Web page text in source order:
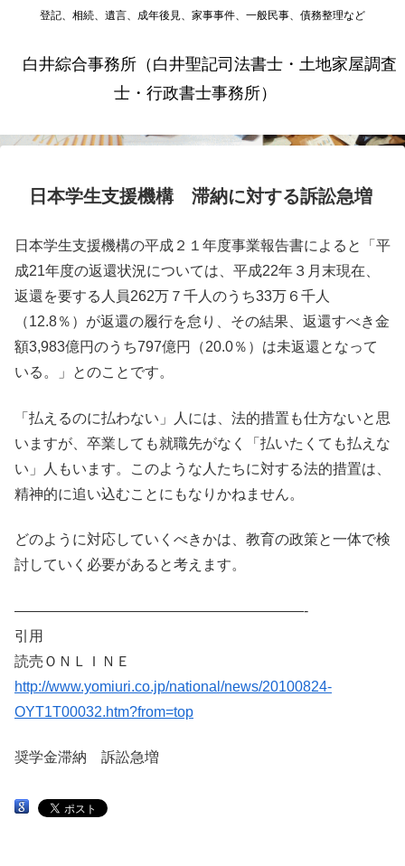
登記、相続、遺言、成年後見、家事事件、一般民事、債務整理など
白井綜合事務所（白井聖記司法書士・土地家屋調査
士・行政書士事務所）
日本学生支援機構 滞納に対する訴訟急増
日本学生支援機構の平成２１年度事業報告書によると「平
成21年度の返還状況については、平成22年３月末現在、
返還を要する人員262万７千人のうち33万６千人
（12.8％）が返還の履行を怠り、その結果、返還すべき金
額3,983億円のうち797億円（20.0％）は未返還となって
いる。」とのことです。
「払えるのに払わない」人には、法的措置も仕方ないと思
いますが、卒業しても就職先がなく「払いたくても払えな
い」人もいます。このような人たちに対する法的措置は、
精神的に追い込むことにもなりかねません。
どのように対応していくべきかは、教育の政策と一体で検
討していく必要があると考えます。
————————————————————-
引用
読売ＯＮＬＩＮＥ
http://www.yomiuri.co.jp/national/news/20100824-
OYT1T00032.htm?from=top
奨学金滞納 訴訟急増